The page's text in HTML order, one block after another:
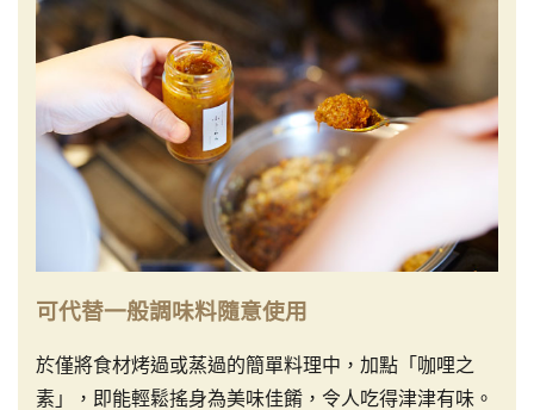
可代替一般調味料隨意使用
於僅將食材烤過或蒸過的簡單料理中，加點「咖哩之
素」，即能輕鬆搖身為美味佳餚，令人吃得津津有味。